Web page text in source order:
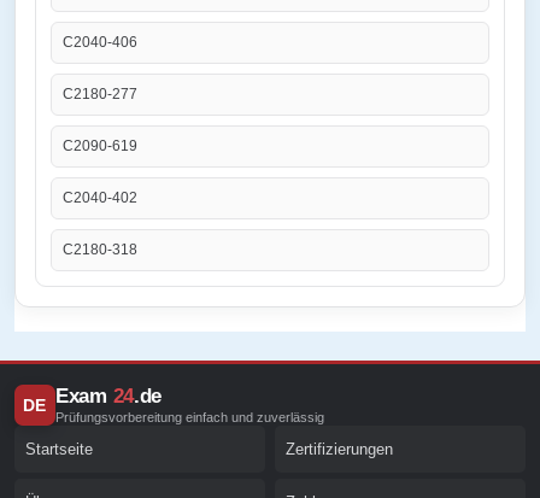
C2040-406
C2180-277
C2090-619
C2040-402
C2180-318
DE Exam 24.de
Prüfungsvorbereitung einfach und zuverlässig
Startseite Zertifizierungen